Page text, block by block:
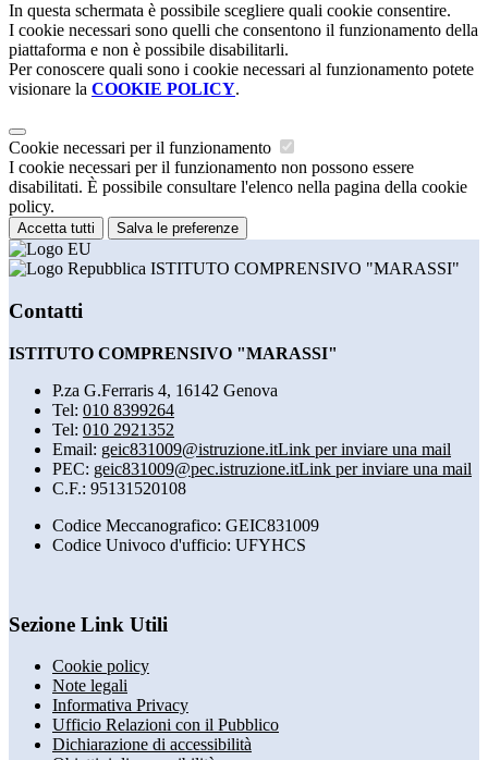
In questa schermata è possibile scegliere quali cookie consentire.
I cookie necessari sono quelli che consentono il funzionamento della
piattaforma e non è possibile disabilitarli.
Per conoscere quali sono i cookie necessari al funzionamento potete
visionare la COOKIE POLICY.
Cookie necessari per il funzionamento
I cookie necessari per il funzionamento non possono essere
disabilitati. È possibile consultare l'elenco nella pagina della cookie
policy.
Accetta tutti Salva le preferenze
ISTITUTO COMPRENSIVO "MARASSI"
Contatti
ISTITUTO COMPRENSIVO "MARASSI"
P.za G.Ferraris 4, 16142 Genova
Tel: 010 8399264
Tel: 010 2921352
Email: geic831009@istruzione.itLink per inviare una mail
PEC: geic831009@pec.istruzione.itLink per inviare una mail
C.F.: 95131520108
Codice Meccanografico: GEIC831009
Codice Univoco d'ufficio: UFYHCS
Sezione Link Utili
Cookie policy
Note legali
Informativa Privacy
Ufficio Relazioni con il Pubblico
Dichiarazione di accessibilità